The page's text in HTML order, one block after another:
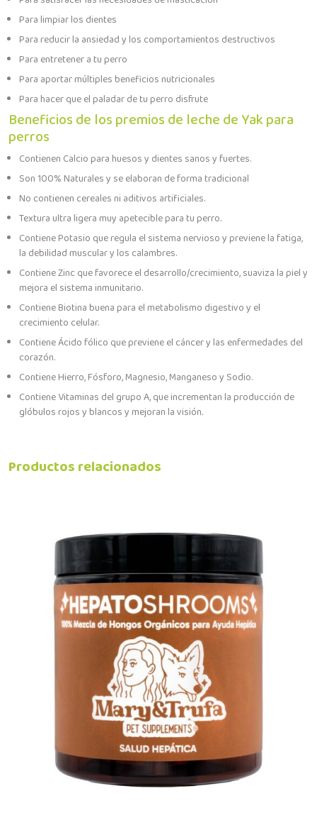
Para limpiar los dientes
Para reducir la ansiedad y los comportamientos destructivos
Para entretener a tu perro
Para aportar múltiples beneficios nutricionales
Para hacer que el paladar de tu perro disfrute
Beneficios de los premios de leche de Yak para
perros
Contienen Calcio para huesos y dientes sanos y fuertes.
Son 100% Naturales y se elaboran de forma tradicional
No contienen cereales ni aditivos artificiales.
Textura ultra ligera muy apetecible para tu perro.
Contiene Potasio que regula el sistema nervioso y previene la fatiga,
la debilidad muscular y los calambres.
Contiene Zinc que favorece el desarrollo/crecimiento, suaviza la piel y
mejora el sistema inmunitario.
Contiene Biotina buena para el metabolismo digestivo y el
crecimiento celular.
Contiene Ácido fólico que previene el cáncer y las enfermedades del
corazón.
Contiene Hierro, Fósforo, Magnesio, Manganeso y Sodio.
Contiene Vitaminas del grupo A, que incrementan la producción de
glóbulos rojos y blancos y mejoran la visión.
Productos relacionados